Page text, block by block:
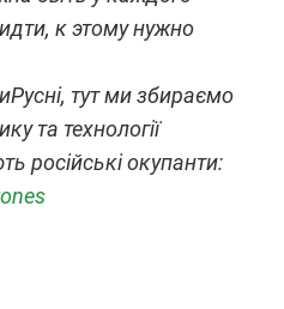
к этому нужно
тут ми збираємо
та технології
російські окупанти: